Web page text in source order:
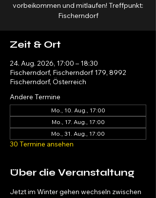
vorbeikommen und mitlaufen! Treffpunkt:
Fischerndorf
Zeit & Ort
24. Aug. 2026, 17:00 – 18:30
Fischerndorf, Fischerndorf 179, 8992
Fischerndorf, Österreich
Andere Termine
Mo., 10. Aug., 17:00
Mo., 17. Aug., 17:00
Mo., 31. Aug., 17:00
30 Termine ansehen
Über die Veranstaltung
Jetzt im Winter gehen wechseln zwischen